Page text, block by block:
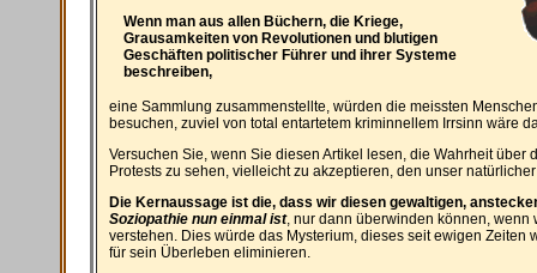
Wenn man aus allen Büchern, die Kriege,
Grausamkeiten von Revolutionen und blutigen
Geschäften politischer Führer und ihrer Systeme
beschreiben,
eine Sammlung zusammenstellte, würden die meissten
besuchen, zuviel von total entartetem kriminnellem Irrsinn wäre
Versuchen Sie, wenn Sie diesen Artikel lesen, die Wahrheit über
Protests zu sehen, vielleicht zu akzeptieren, den unser
Die Kernaussage ist die, dass wir diesen gewaltigen,
Soziopathie nun einmal ist, nur dann überwinden können,
verstehen. Dies würde das Mysterium, dieses seit ewigen Zeiten
für sein Überleben eliminieren.